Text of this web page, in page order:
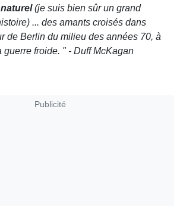
(je suis bien sûr un grand
... des amants croisés dans
de Berlin du milieu des années 70, à
guerre froide. " - Duff McKagan
Publicité